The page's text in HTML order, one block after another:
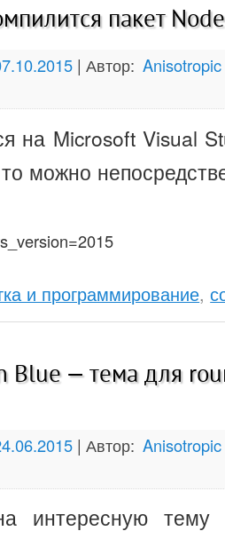
пакет
|Автор: Anisotropic
на Microsoft Visual
можно
и программирование,
Blue — тема для
|Автор: Anisotropic
интересную